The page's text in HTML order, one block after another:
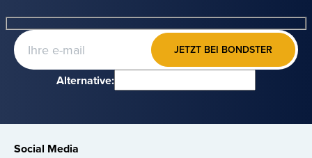
JETZT BEI BONDSTER
Alternative:
Social Media